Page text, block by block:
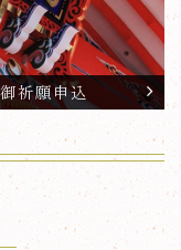
御祈願申込